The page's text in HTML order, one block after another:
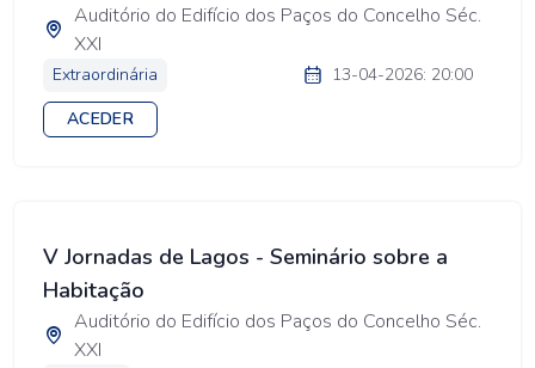
Auditório do Edifício dos Paços do Concelho Séc.
XXI
Extraordinária
13-04-2026: 20:00
ACEDER
V Jornadas de Lagos - Seminário sobre a
Habitação
Auditório do Edifício dos Paços do Concelho Séc.
XXI